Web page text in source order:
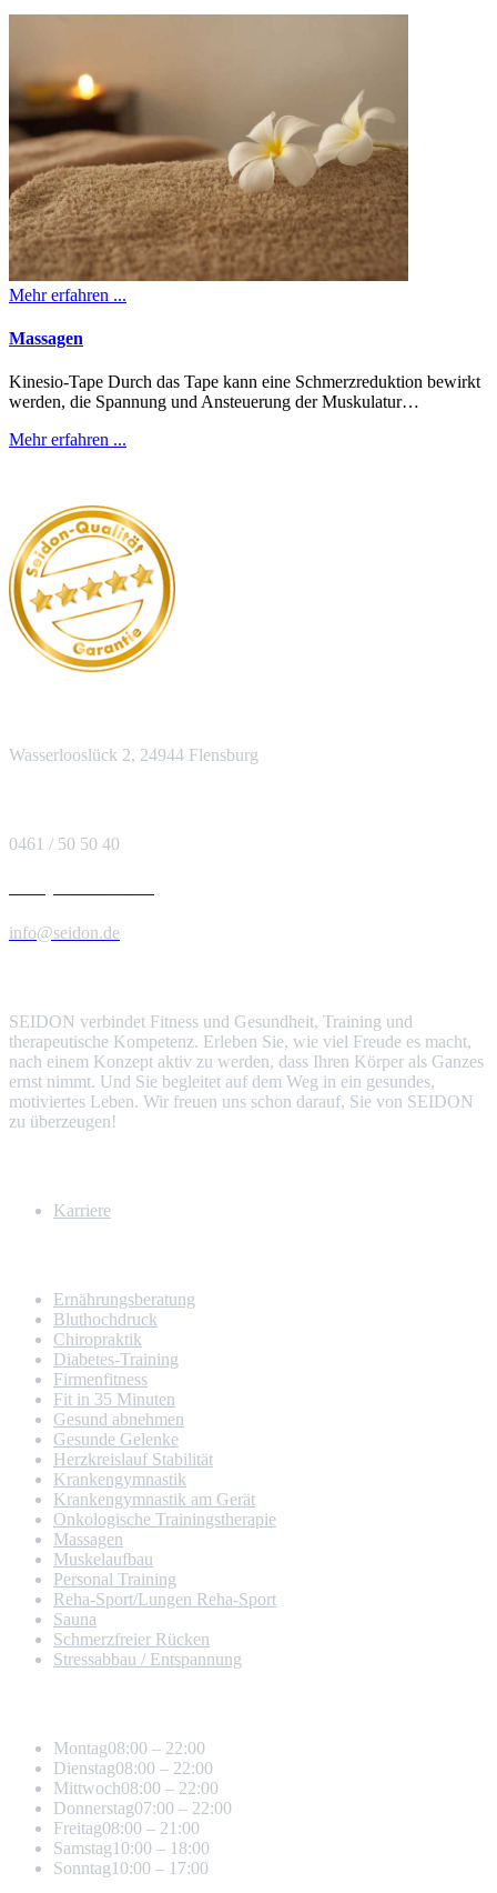
Mehr erfahren ...
Massagen
Kinesio-Tape Durch das Tape kann eine Schmerzreduktion bewirkt
werden, die Spannung und Ansteuerung der Muskulatur…
Mehr erfahren ...
Wasserlooslück 2, 24944 Flensburg
0461 / 50 50 40
info@seidon.de
SEIDON verbindet Fitness und Gesundheit, Training und
therapeutische Kompetenz. Erleben Sie, wie viel Freude es macht,
nach einem Konzept aktiv zu werden, dass Ihren Körper als Ganzes
ernst nimmt. Und Sie begleitet auf dem Weg in ein gesundes,
motiviertes Leben. Wir freuen uns schon darauf, Sie von SEIDON
zu überzeugen!
Karriere
Ernährungsberatung
Blut­hoch­druck
Chiropraktik
Diabetes-Training
Firmen­fitness
Fit in 35 Minuten
Gesund abnehmen
Gesunde Gelenke
Herzkreislauf Stabilität
Kranken­gymnastik
Krankengymnastik am Gerät
Onkologische Trainingstherapie
Massagen
Muskelaufbau
Personal Training
Reha-Sport/Lungen Reha-Sport
Sauna
Schmerz­freier Rücken
Stressabbau / Entspannung
Montag08:00 – 22:00
Dienstag08:00 – 22:00
Mittwoch08:00 – 22:00
Donnerstag07:00 – 22:00
Freitag08:00 – 21:00
Samstag10:00 – 18:00
Sonntag10:00 – 17:00